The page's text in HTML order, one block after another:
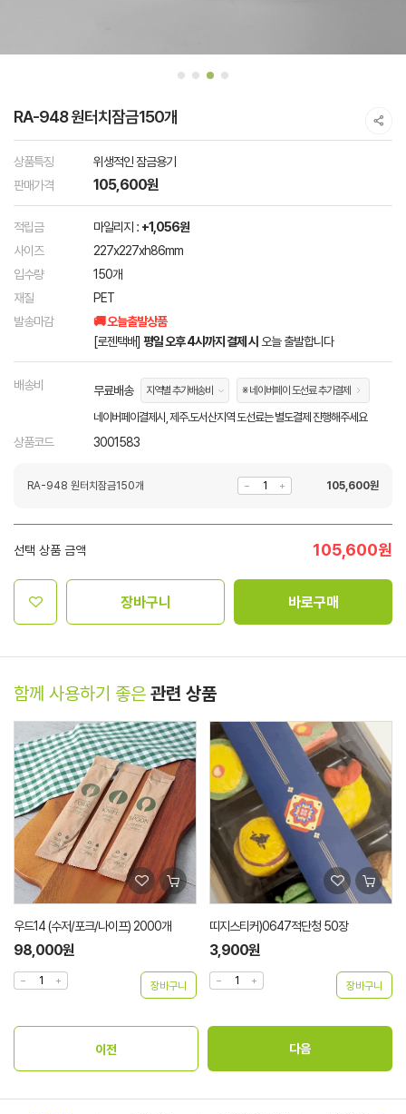
RA-948 원터치잠금150개
상품특징
위생적인 잠금용기
판매가격
105,600원
적립금 마일리지 : +1,056원
사이즈
227x227xh86mm
입수량
150개
재질
PET
발송마감
🚚 오늘출발상품
[로젠택배] 평일 오후 4시까지 결제 시 오늘 출발합니다
배송비 무료배송 지역별 추가배송비 ※ 네이버페이 도선료 추가결제
네이버페이결제시, 제주.도서산지역 도선료는 별도결제 진행해주세요
상품코드 3001583
RA-948 원터치잠금150개 105,600원
선택 상품 금액 105,600원
장바구니 바로구매
함께 사용하기 좋은 관련 상품
우드14 (수저/포크/나이프) 2000개
98,000원
띠지스티커)0647적단청 50장
3,900원